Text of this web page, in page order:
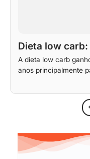
Dieta low
A dieta low carb
anos principalmente